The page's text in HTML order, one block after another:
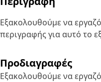
Εξακολουθούμε να
περιγραφής για αυτό το
Προδιαγραφές
Εξακολουθούμε να